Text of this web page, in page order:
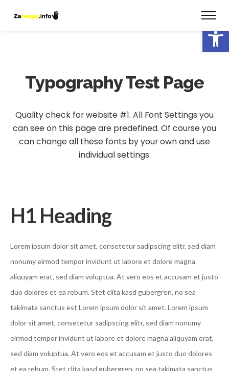
Typography Test Page
Quality check for website #1. All Font Settings you
can see on this page are predefined. Of course you
can change all these fonts by your own and use
individual settings.
H1 Heading
Lorem ipsum dolor sit amet, consetetur sadipscing elitr, sed diam
nonumy eirmod tempor invidunt ut labore et dolore magna
aliquyam erat, sed diam voluptua. At vero eos et accusam et justo
duo dolores et ea rebum. Stet clita kasd gubergren, no sea
takimata sanctus est Lorem ipsum dolor sit amet. Lorem ipsum
dolor sit amet, consetetur sadipscing elitr, sed diam nonumy
eirmod tempor invidunt ut labore et dolore magna aliquyam erat,
sed diam voluptua. At vero eos et accusam et justo duo dolores
et ea rebum. Stet clita kasd gubergren, no sea takimata sanctus